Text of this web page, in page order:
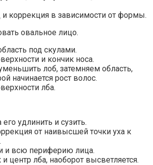
коррекция в зависимости от формы.
овальное лицо.
под скулами.
и кончик носа.
лоб, затемняем область,
начинается рост волос.
лба.
удлинить и сузить.
от наивысшей точки уха к
и всю периферию лица.
центр лба, наоборот высветляется.